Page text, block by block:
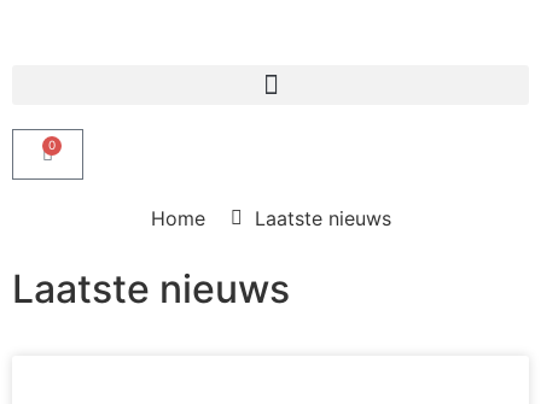
0
Home Laatste nieuws
Laatste nieuws